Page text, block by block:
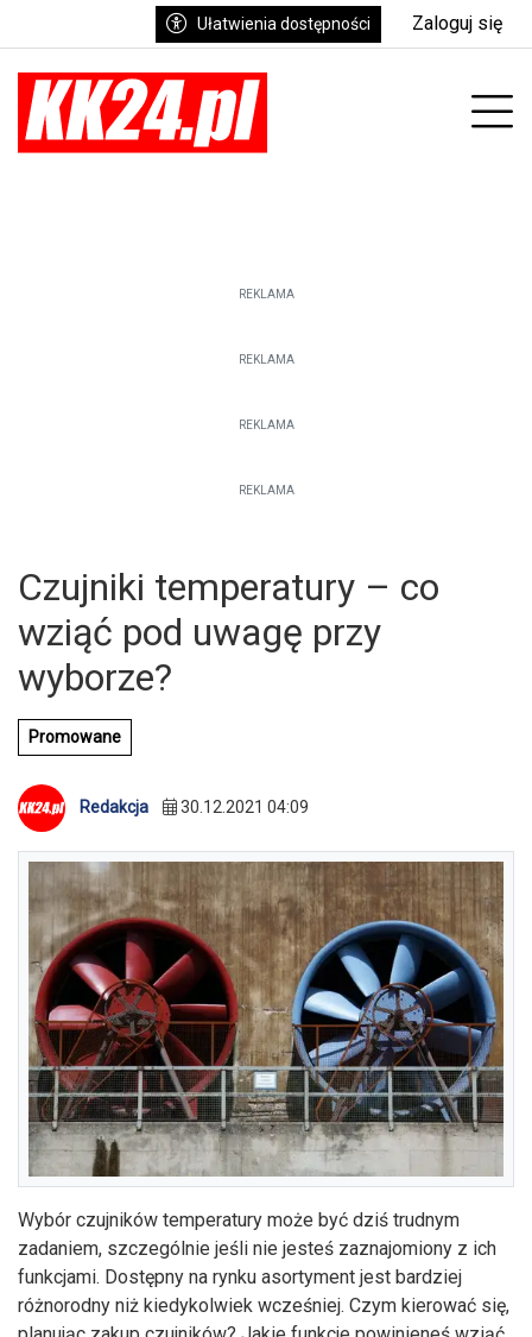
Ułatwienia dostępności Zaloguj się
REKLAMA
REKLAMA
REKLAMA
REKLAMA
Czujniki temperatury – co
wziąć pod uwagę przy
wyborze?
Promowane
Redakcja 30.12.2021 04:09
Wybór czujników temperatury może być dziś trudnym
zadaniem, szczególnie jeśli nie jesteś zaznajomiony z ich
funkcjami. Dostępny na rynku asortyment jest bardziej
różnorodny niż kiedykolwiek wcześniej. Czym kierować się,